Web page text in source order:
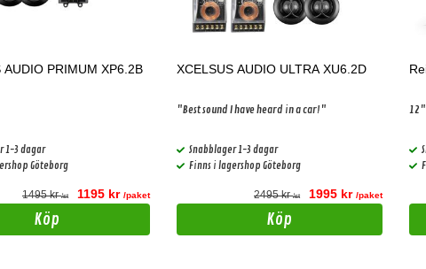
AUDIO PRIMUM XP6.2B
1-3 dagar
Göteborg
1495 kr/st 1195 kr /paket
Köp
XCELSUS AUDIO ULTRA XU6.2D
"Best sound I have heard in a car!"
Snabblager 1-3 dagar
Finns i lagershop Göteborg
2495 kr/st 1995 kr /paket
Köp
12"